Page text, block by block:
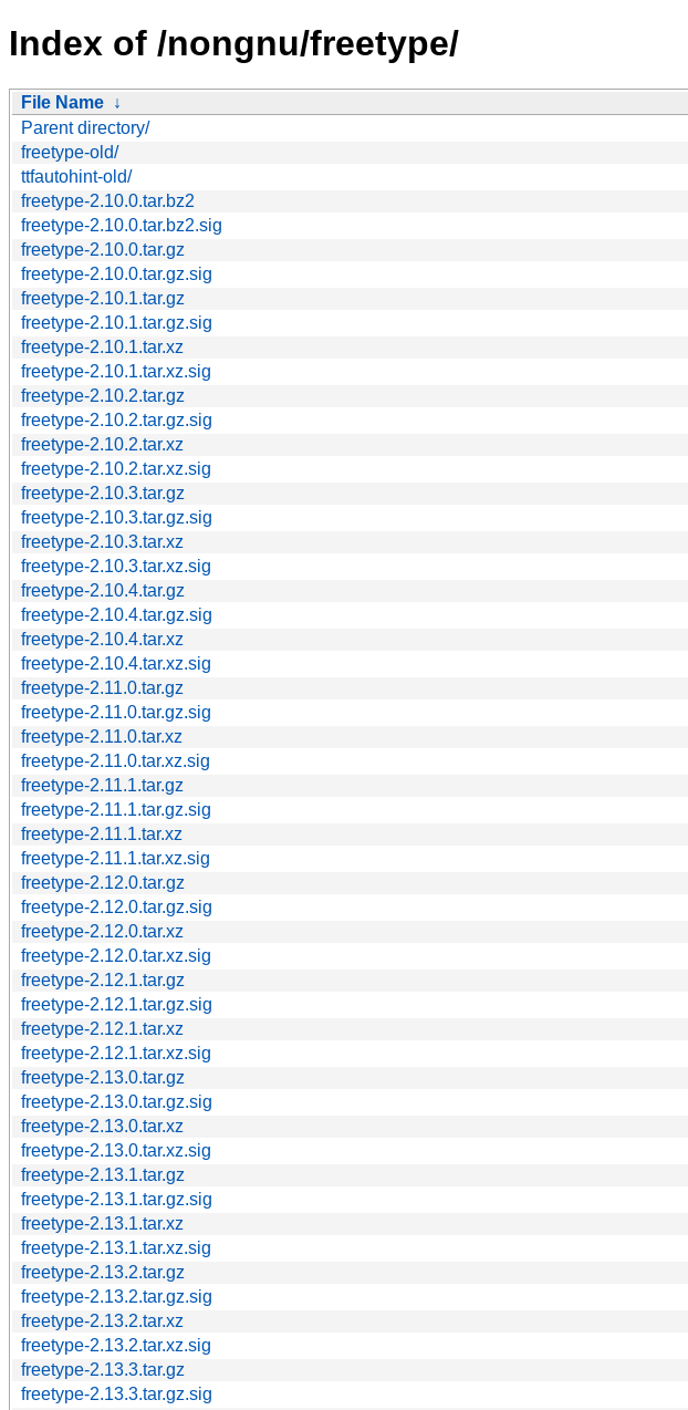
Index of /nongnu/freetype/
File Name ↓
Parent directory/
freetype-old/
ttfautohint-old/
freetype-2.10.0.tar.bz2
freetype-2.10.0.tar.bz2.sig
freetype-2.10.0.tar.gz
freetype-2.10.0.tar.gz.sig
freetype-2.10.1.tar.gz
freetype-2.10.1.tar.gz.sig
freetype-2.10.1.tar.xz
freetype-2.10.1.tar.xz.sig
freetype-2.10.2.tar.gz
freetype-2.10.2.tar.gz.sig
freetype-2.10.2.tar.xz
freetype-2.10.2.tar.xz.sig
freetype-2.10.3.tar.gz
freetype-2.10.3.tar.gz.sig
freetype-2.10.3.tar.xz
freetype-2.10.3.tar.xz.sig
freetype-2.10.4.tar.gz
freetype-2.10.4.tar.gz.sig
freetype-2.10.4.tar.xz
freetype-2.10.4.tar.xz.sig
freetype-2.11.0.tar.gz
freetype-2.11.0.tar.gz.sig
freetype-2.11.0.tar.xz
freetype-2.11.0.tar.xz.sig
freetype-2.11.1.tar.gz
freetype-2.11.1.tar.gz.sig
freetype-2.11.1.tar.xz
freetype-2.11.1.tar.xz.sig
freetype-2.12.0.tar.gz
freetype-2.12.0.tar.gz.sig
freetype-2.12.0.tar.xz
freetype-2.12.0.tar.xz.sig
freetype-2.12.1.tar.gz
freetype-2.12.1.tar.gz.sig
freetype-2.12.1.tar.xz
freetype-2.12.1.tar.xz.sig
freetype-2.13.0.tar.gz
freetype-2.13.0.tar.gz.sig
freetype-2.13.0.tar.xz
freetype-2.13.0.tar.xz.sig
freetype-2.13.1.tar.gz
freetype-2.13.1.tar.gz.sig
freetype-2.13.1.tar.xz
freetype-2.13.1.tar.xz.sig
freetype-2.13.2.tar.gz
freetype-2.13.2.tar.gz.sig
freetype-2.13.2.tar.xz
freetype-2.13.2.tar.xz.sig
freetype-2.13.3.tar.gz
freetype-2.13.3.tar.gz.sig